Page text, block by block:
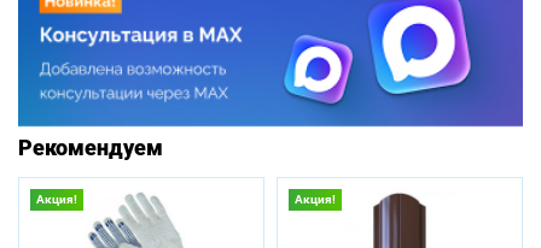
Рекомендуем
Акция! Акция!